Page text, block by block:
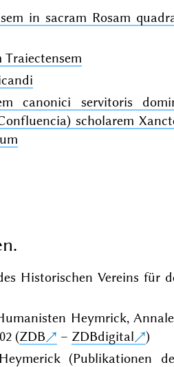
in sacram Rosam
Traiectensem
canonici servitoris
scholarem
Historischen Vereins für
Heymrick,
(ZDB – ZDBdigital
)
(Publikationen